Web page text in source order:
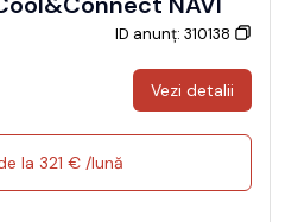
ID anunț: 310138
Vezi detalii
la 321 € /lună